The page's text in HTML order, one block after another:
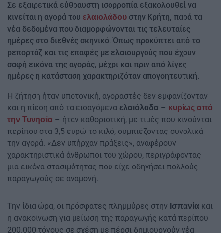
Σε εξαιρετικά εύθραυστη ισορροπία εξακολουθεί να
κινείται η αγορά του ελαιολάδου στην Κρήτη, παρά τα
νέα δεδομένα που διαμορφώνονται τις τελευταίες
ημέρες στο διεθνές σκηνικό. Όπως προκύπτει από το
ρεπορτάζ και τις επαφές με ελαιουργούς που έχουν
σαφή εικόνα της αγοράς, μέχρι και πριν από λίγες
ημέρες η κατάσταση χαρακτηριζόταν απογοητευτική.
Η ζήτηση ήταν υποτονική, αγοραστές δεν εμφανίζονταν
και η πίεση από τα εισαγόμενα ελαιόλαδα – κυρίως από
την Τυνησία – ήταν καθοριστική, με τιμές που κινούνται
περίπου στα 3,5 ευρώ το κιλό, συμπιέζοντας συνολικά
την αγορά. «Δεν υπήρχαν πράξεις», αναφέρουν
χαρακτηριστικά άνθρωποι του χώρου, περιγράφοντας
μια εικόνα στασιμότητας που είχε οδηγήσει πολλούς
παραγωγούς σε αναμονή.
Την ίδια ώρα, οι πρόσφατες πλημμύρες στην Ισπανία και
η ανακοίνωση για μείωση της παραγωγής κατά περίπου
200.000 τόνους σε σχέση με πέρσι δημιουργούν νέα